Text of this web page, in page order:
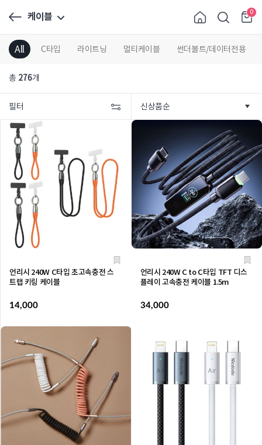
케이블 0
All C타입 라이트닝 멀티케이블 썬더볼트/데이터전용
총 276개
필터
언리시 240W C타입 초고속충전 스
트랩 키링 케이블
14,000
언리시 240W C to C타입 TFT 디스
플레이 고속충전 케이블 1.5m
34,000